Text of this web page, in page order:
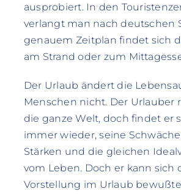
ausprobiert. In den
verlangt man nach deutschen
genauem Zeitplan findet sich
am Strand oder zum
Der Urlaub ändert die
Menschen nicht. Der Urlauber
die ganze Welt, doch findet er
immer wieder, seine
Stärken und die gleichen
vom Leben. Doch er kann sich
Vorstellung im Urlaub